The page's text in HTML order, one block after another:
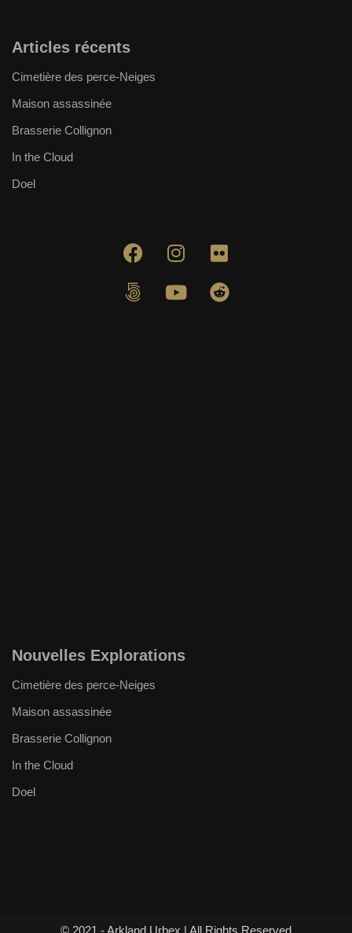
Articles récents
Cimetière des perce-Neiges
Maison assassinée
Brasserie Collignon
In the Cloud
Doel
Nouvelles Explorations
Cimetière des perce-Neiges
Maison assassinée
Brasserie Collignon
In the Cloud
Doel
© 2021 - Arkland Urbex | All Rights Reserved